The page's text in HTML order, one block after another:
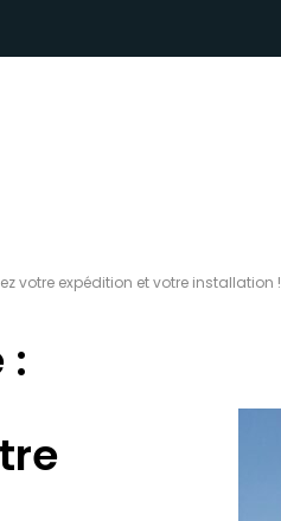
votre expédition et votre installation !